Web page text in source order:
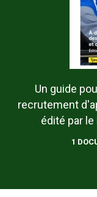
Un guide
recrutement
édité par
1